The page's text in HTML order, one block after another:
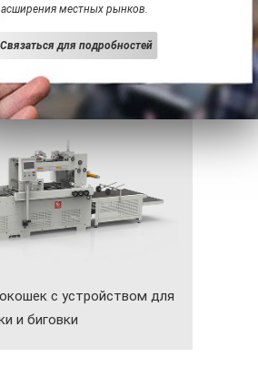
с устройством для
и биговки
местных рынков.
Связаться для подробностей